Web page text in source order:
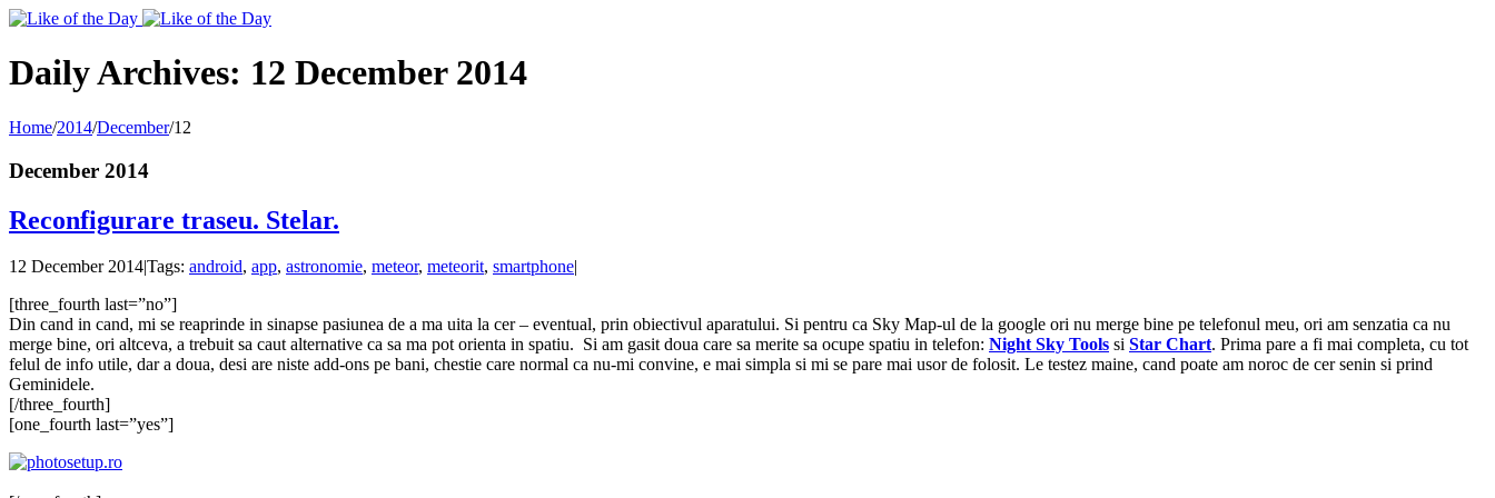
Toggle
Area
Daily Archives: 12 December 2014
Home/2014/December/12
December 2014
Reconfigurare traseu. Stelar.
12 December 2014|Tags: android, app, astronomie, meteor, meteorit, smartphone|
[three_fourth last=”no”]
Din cand in cand, mi se reaprinde in sinapse pasiunea de a ma uita la cer – eventual, prin obiectivul aparatului. Si pentru ca Sky Map-ul de la google ori nu merge bine pe telefonul meu, ori am senzatia ca nu
merge bine, ori altceva, a trebuit sa caut alternative ca sa ma pot orienta in spatiu. Si am gasit doua care sa merite sa ocupe spatiu in telefon: Night Sky Tools si Star Chart. Prima pare a fi mai completa, cu tot
felul de info utile, dar a doua, desi are niste add-ons pe bani, chestie care normal ca nu-mi convine, e mai simpla si mi se pare mai usor de folosit. Le testez maine, cand poate am noroc de cer senin si prind
Geminidele.
[/three_fourth]
[one_fourth last=”yes”]